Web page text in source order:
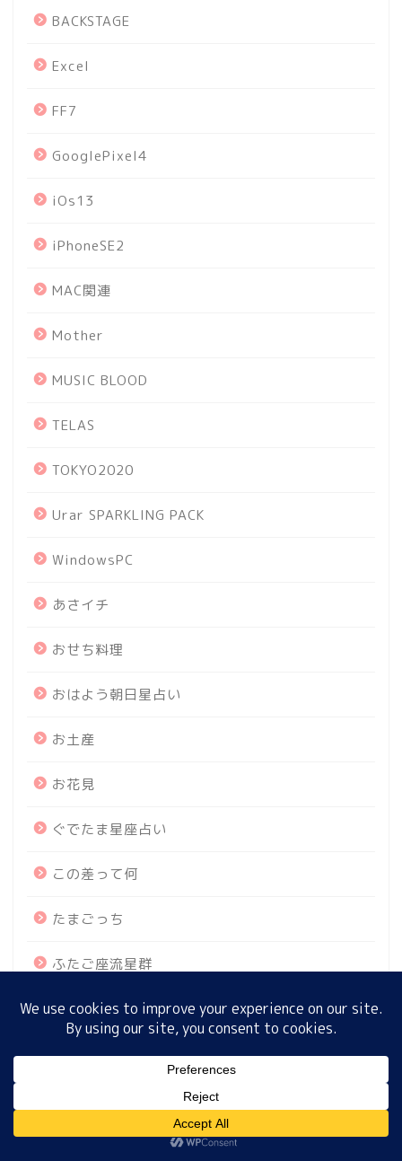
BACKSTAGE
Excel
FF7
GooglePixel4
iOs13
iPhoneSE2
MAC関連
Mother
MUSIC BLOOD
TELAS
TOKYO2020
Urar SPARKLING PACK
WindowsPC
あさイチ
おせち料理
おはよう朝日星占い
お土産
お花見
ぐでたま星座占い
この差って何
たまごっち
ふたご座流星群
まるっと！誕生月占い
めざましテレビ
ウルトラリペアシカバーム
プロフィール サイトマップ